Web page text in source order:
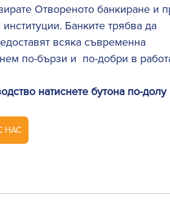
Отвореното банкиране и
Банките трябва да
всяка съвременна
по-бързи и  по-добри в
натиснете бутона по-долу
НАС